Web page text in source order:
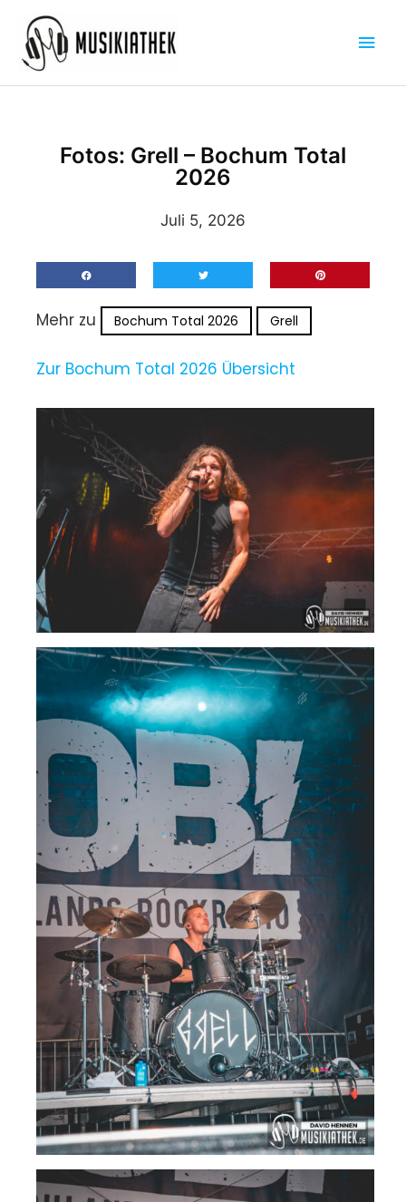
Inhalt
springen
Fotos: Grell – Bochum Total
2026
Juli 5, 2026
Mehr zu Bochum Total 2026 Grell
Zur Bochum Total 2026 Übersicht